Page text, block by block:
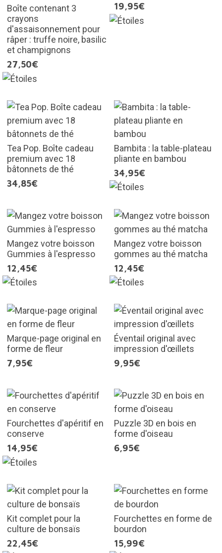
Boîte contenant 3
crayons
d'assaisonnement pour
râper : truffe noire, basilic
et champignons
27,50€
19,95€
Tea Pop. Boîte cadeau
premium avec 18
bâtonnets de thé
34,85€
Bambita : la table-plateau
pliante en bambou
34,95€
Mangez votre boisson
Gummies à l'espresso
12,45€
Mangez votre boisson
gommes au thé matcha
12,45€
Marque-page original en
forme de fleur
7,95€
Éventail original avec
impression d'œillets
9,95€
Fourchettes d'apéritif en
conserve
14,95€
Puzzle 3D en bois en
forme d'oiseau
6,95€
Kit complet pour la
culture de bonsaïs
22,45€
Fourchettes en forme de
bourdon
15,99€